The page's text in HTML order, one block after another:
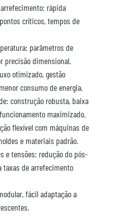
rápida
críticos, tempos de
parâmetros de
precisão dimensional.
otimizado, gestão
consumo de energia.
construção robusta, baixa
maximizado.
flexível com máquinas de
e materiais padrão.
e tensões: redução do pós-
taxas de arrefecimento
fácil adaptação a